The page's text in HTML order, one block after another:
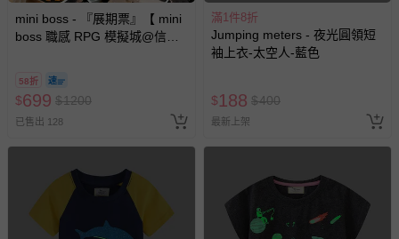
mini boss - 『展期票』【 mini
boss 職感 RPG 模擬城@信義
券，於展期現場憑訂單編號兌
換，依現場梯次安排入場，逾
期作廢) (兒童票(2歲以上)贈一
名陪伴成人)
58折
$699 $1200
已售出 128
滿1件8折
Jumping meters - 夜光圓領短
袖上衣-太空人-藍色
$188 $400
最新上架